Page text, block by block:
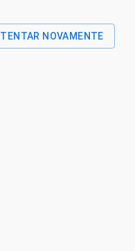
TENTAR NOVAMENTE